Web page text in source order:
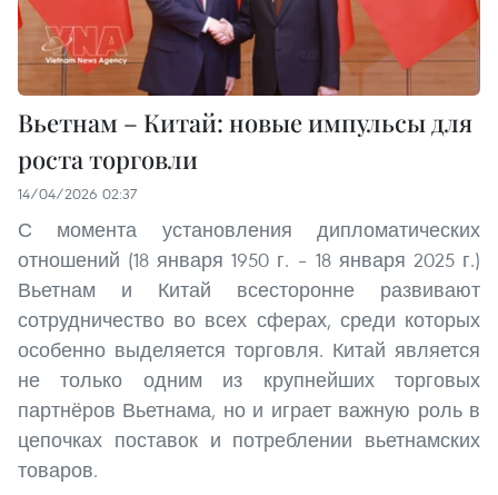
Вьетнам – Китай: новые импульсы для
роста торговли
14/04/2026 02:37
С момента установления дипломатических
отношений (18 января 1950 г. – 18 января 2025 г.)
Вьетнам и Китай всесторонне развивают
сотрудничество во всех сферах, среди которых
особенно выделяется торговля. Китай является
не только одним из крупнейших торговых
партнёров Вьетнама, но и играет важную роль в
цепочках поставок и потреблении вьетнамских
товаров.